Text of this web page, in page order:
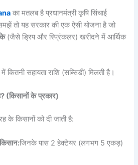
का मतलब है प्रधानमंत्री कृषि सिंचाई
तो यह सरकार की एक ऐसी योजना है जो
(जैसे ड्रिप और स्प्रिंकलर) खरीदने में आर्थिक
सहायता राशि (सब्सिडी) मिलती है।
? (किसानों के प्रकार)
के किसानों को दी जाती है:
किसान:जिनके पास 2 हेक्टेयर (लगभग 5 एकड़)